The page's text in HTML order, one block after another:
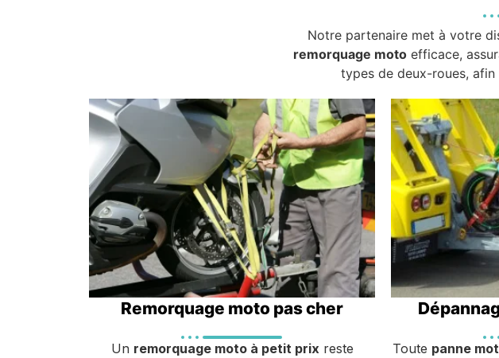
Notre partenaire met à votre
remorquage motoefficace,
types de deux-roues,
Remorquage moto pas cher
Un remorquage moto à petit prix reste
Toute panne